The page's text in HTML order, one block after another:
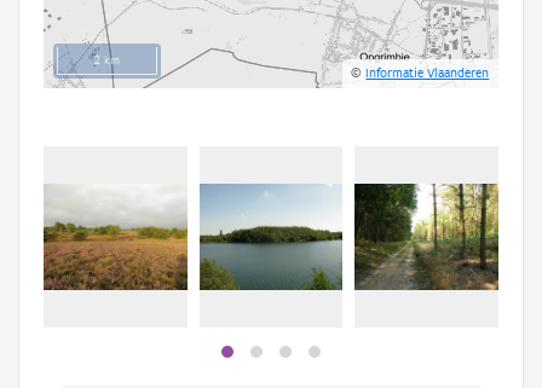
2 km
©Informatie Vlaanderen